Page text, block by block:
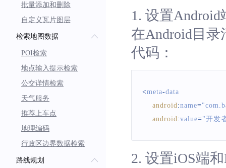
批量添加和删除
自定义瓦片图层
检索地图数据
POI检索
地点输入提示检索
公交详情检索
天气服务
推荐上车点
地理编码
行政区边界数据检索
路线规划
1. 设置
在Android目录
代码：
<meta-data
android :name=
android :value="开发
2. 设置iOS端